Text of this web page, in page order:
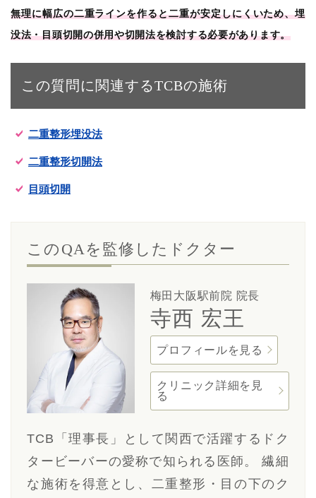
無理に幅広の二重ラインを作ると二重が安定しにくいため、埋
没法・目頭切開の併用や切開法を検討する必要があります。
この質問に関連するTCBの施術
二重整形埋没法
二重整形切開法
目頭切開
このQAを監修したドクター
梅田大阪駅前院 院長
寺西 宏王
プロフィールを見る
クリニック詳細を見
る
TCB「理事長」として関西で活躍するドク
タービーバーの愛称で知られる医師。 繊細
な施術を得意とし、二重整形・目の下のク